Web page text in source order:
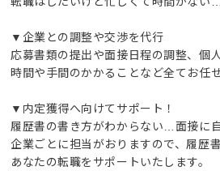
▼企業との調整や交渉を代行
応募書類の提出や面接日程の調整、個
時間や手間のかかることなど全てお任
▼内定獲得へ向けてサポート！
履歴書の書き方がわからない…面接に
企業ごとに担当がおりますので、履歴
あなたの転職をサポートいたします。